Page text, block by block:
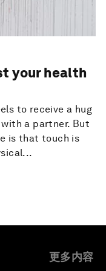
your health
to receive a hug
a partner. But
is that touch is
更多内容